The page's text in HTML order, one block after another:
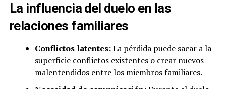
La influencia del duelo en las
relaciones familiares
Conflictos latentes:La pérdida puede sacar a la
superficie conflictos existentes o crear nuevos
malentendidos entre los miembros familiares.